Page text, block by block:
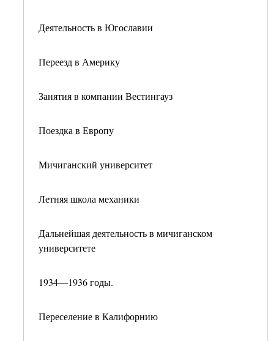
Деятельность в Югославии
Переезд в Америку
Занятия в компании Вестингауз
Поездка в Европу
Мичиганский университет
Летняя школа механики
Дальнейшая деятельность в мичиганском
университете
1934—1936 годы.
Переселение в Калифорнию